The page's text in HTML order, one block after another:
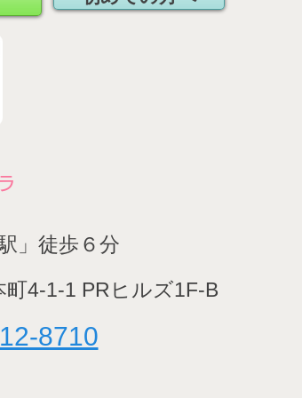
ラ
」徒歩６分
4-1-1 PRヒルズ1F-B
8710